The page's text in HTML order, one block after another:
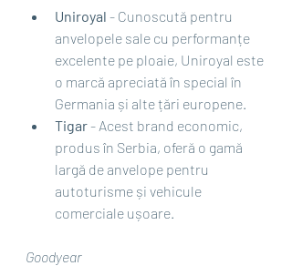
Uniroyal - Cunoscută pentru
anvelopele sale cu performanțe
excelente pe ploaie, Uniroyal este
o marcă apreciată în special în
Germania și alte țări europene.
Tigar - Acest brand economic,
produs în Serbia, oferă o gamă
largă de anvelope pentru
autoturisme și vehicule
comerciale ușoare.
Goodyear